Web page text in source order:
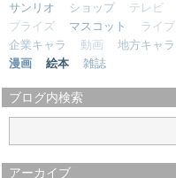
サンリオ
ショップ テレビ
プライズ
マスコット ライブ
企業キャラ
動画 地方キャラ
漫画
絵本 雑誌
ブログ内検索
アーカイブ